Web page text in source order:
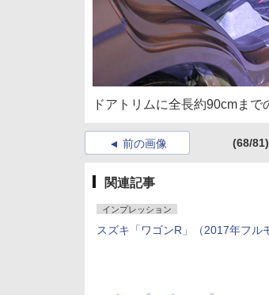
ドアトリムに全長約90cmま
前の画像 (68/81)
関連記事
インプレッション
スズキ「ワゴンR」（2017年フル